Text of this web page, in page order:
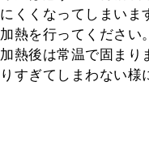
にくくなってしまいま
加熱を行ってください。
加熱後は常温で固まり
りすぎてしまわない様